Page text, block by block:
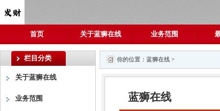
首页 关于蓝狮在线 业务范围
栏目分类
关于蓝狮在线
业务范围
你的位置： 蓝狮在线 >
蓝狮在线